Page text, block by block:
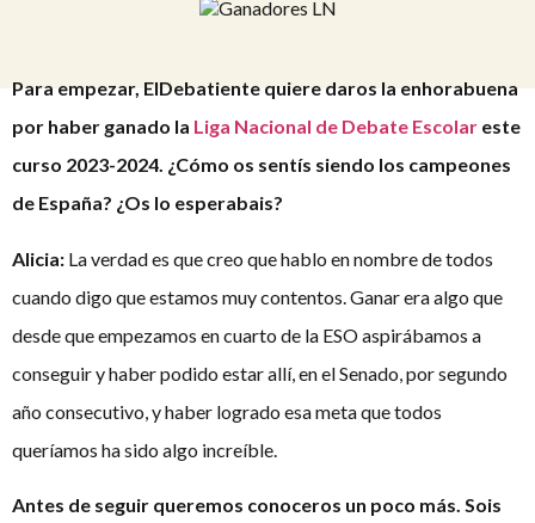
Para empezar, ElDebatiente quiere daros la enhorabuena
por haber ganado la Liga Nacional de Debate Escolar este
curso 2023-2024. ¿Cómo os sentís siendo los campeones
de España? ¿Os lo esperabais?
Alicia: La verdad es que creo que hablo en nombre de todos
cuando digo que estamos muy contentos. Ganar era algo que
desde que empezamos en cuarto de la ESO aspirábamos a
conseguir y haber podido estar allí, en el Senado, por segundo
año consecutivo, y haber logrado esa meta que todos
queríamos ha sido algo increíble.
Antes de seguir queremos conoceros un poco más. Sois